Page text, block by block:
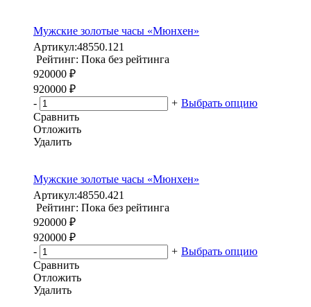
Мужские золотые часы «Мюнхен»
Артикул:48550.121
Рейтинг: Пока без рейтинга
920000 ₽
920000 ₽
-
+ Выбрать опцию
Сравнить
Отложить
Удалить
Мужские золотые часы «Мюнхен»
Артикул:48550.421
Рейтинг: Пока без рейтинга
920000 ₽
920000 ₽
-
+ Выбрать опцию
Сравнить
Отложить
Удалить